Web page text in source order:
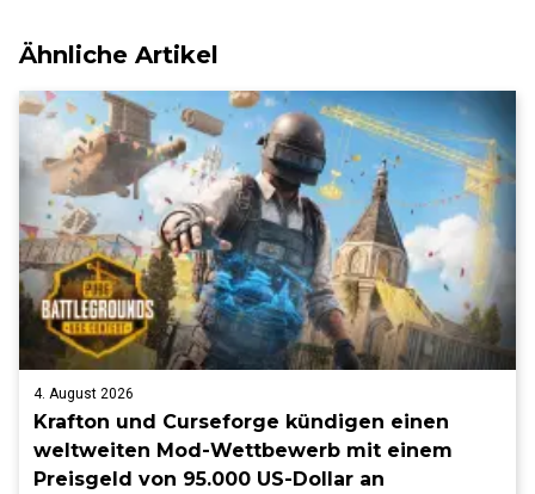
Ähnliche Artikel
4. August 2026
Krafton und Curseforge kündigen einen
weltweiten Mod-Wettbewerb mit einem
Preisgeld von 95.000 US-Dollar an